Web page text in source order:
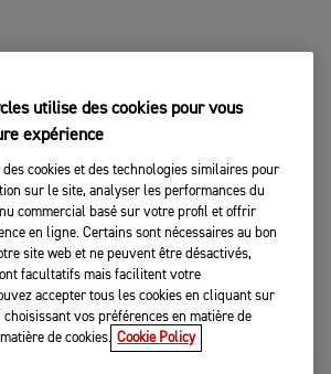
utilise des cookies pour vous
expérience
cookies et des technologies similaires pour
sur le site, analyser les performances du
commercial basé sur votre profil et offrir
en ligne. Certains sont nécessaires au bon
site web et ne peuvent être désactivés,
facultatifs mais facilitent votre
accepter tous les cookies en cliquant sur
vos préférences en matière de
de cookies. Cookie Policy